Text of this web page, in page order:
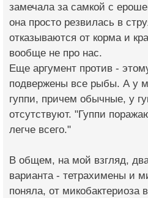
замечала за самкой с
она просто резвилась в
отказываются от корма и
вообще не про нас.
Еще аргумент против -
подвержены все рыбы. А у
гуппи, причем обычные, у
отсутствуют. "Гуппи
легче всего."
В общем, на мой взгляд,
варианта - тетрахимены и
поняла, от микобактериоза